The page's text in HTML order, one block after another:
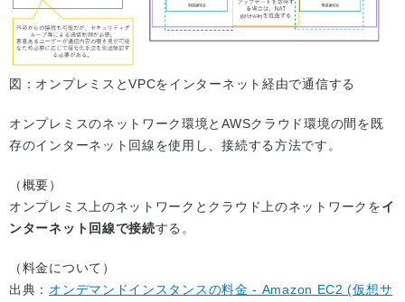
図：オンプレミスとVPCをインターネット経由で通信する
オンプレミスのネットワーク環境とAWSクラウド環境の間を既
存のインターネット回線を使用し、接続する方法です。
（概要）
オンプレミス上のネットワークとクラウド上のネットワークをイ
ンターネット回線で接続する。
（料金について）
出典： オンデマンドインスタンスの料金 - Amazon EC2 (仮想サ